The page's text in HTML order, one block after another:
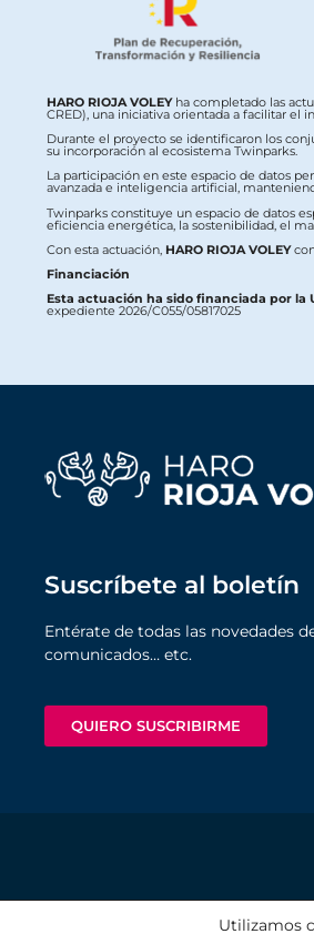
HARO RIOJA VOLEYha completado las
CRED), una iniciativa orientada a facilitar el
Durante el proyecto se identificaron los
su incorporación al ecosistema Twinparks.
La participación en este espacio de datos
avanzada e inteligencia artificial,
Twinparks constituye un espacio de datos
eficiencia energética, la sostenibilidad, el
Con esta actuación, HARO RIOJA VOLEY
Financiación
Esta actuación ha sido financiada por la
expediente 2026/C055/05817025
Suscríbete al boletín
Entérate de todas las novedades
comunicados… etc.
QUIERO SUSCRIBIRME
Utilizamos